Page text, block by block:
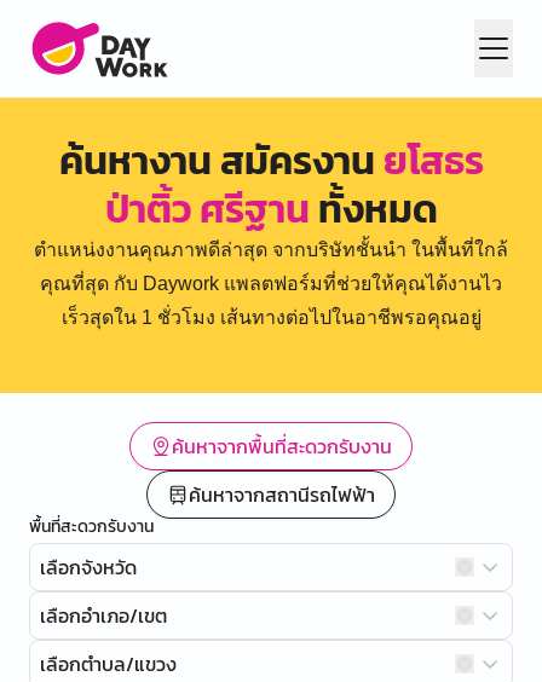
ค้นหางาน สมัครงานยโสธร
ป่าติ้ว ศรีฐานทั้งหมด
ตำแหน่งงานคุณภาพดีล่าสุด จากบริษัทชั้นนำ ในพื้นที่ใกล้
คุณที่สุด กับ Daywork แพลตฟอร์มที่ช่วยให้คุณได้งานไว
เร็วสุดใน 1 ชั่วโมง เส้นทางต่อไปในอาชีพรอคุณอยู่
ค้นหาจากพื้นที่สะดวกรับงาน
ค้นหาจากสถานีรถไฟฟ้า
พื้นที่สะดวกรับงาน
เลือกจังหวัด
เลือกอำเภอ/เขต
เลือกตำบล/แขวง